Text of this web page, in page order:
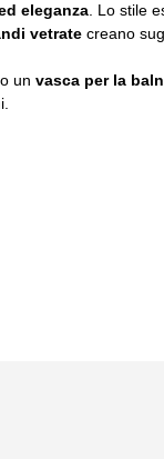
eleganza . Lo stile
vetrate creano
un vasca per la